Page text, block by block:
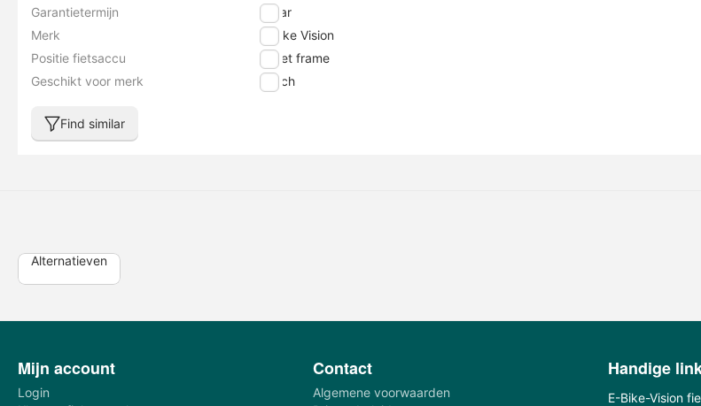
Garantietermijn
2 jaar
Merk
E-bike Vision
Positie fietsaccu
In het frame
Geschikt voor merk
Bosch
Find similar
Alternatieven
Mijn account
Login
Contact
Algemene voorwaarden
Handige
E-Bike-Vision